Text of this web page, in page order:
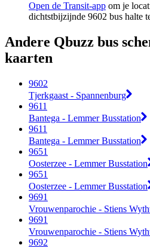
Open de Transit-app om je
dichtstbijzijnde 9602 bus halte
Andere Qbuzz bus
kaarten
9602
Tjerkgaast - Spannenburg
9611
Bantega - Lemmer Busstation
9611
Bantega - Lemmer Busstation
9651
Oosterzee - Lemmer Busstation
9651
Oosterzee - Lemmer Busstation
9691
Vrouwenparochie - Stiens
9691
Vrouwenparochie - Stiens
9692